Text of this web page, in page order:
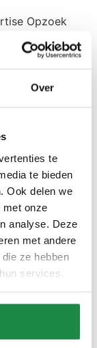
Over
te
te bieden
Ook delen we
met onze
analyse. Deze
met andere
ze hebben
services.
Opzoek
u van A tot Z.
de beste
van advies […]
Opzoek
Bij
van A tot Z.
de beste
toekomst.
van advies […]